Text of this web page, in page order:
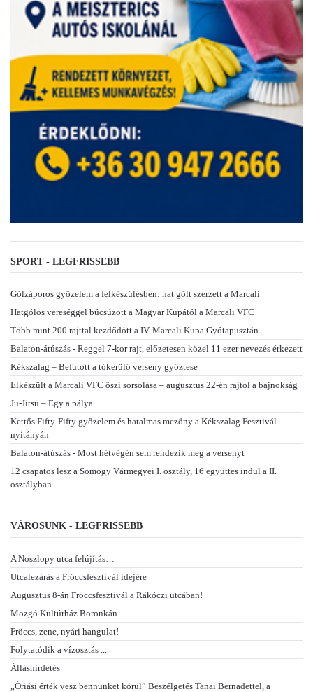
SPORT - LEGFRISSEBB
Gólzáporos győzelem a felkészülésben: hat gólt szerzett a Marcali
Hatgólos vereséggel búcsúzott a Magyar Kupától a Marcali VFC
Több mint 200 rajttal kezdődött a IV. Marcali Kupa Gyótapusztán
Balaton-átúszás - Reggel 7-kor rajt, előzetesen közel 11 ezer nevezés érkezett
Kékszalag – Befutott a tókerülő verseny győztese
Elkészült a Marcali VFC őszi sorsolása – augusztus 22-én rajtol a bajnokság
Ju-Jitsu – Egy a pálya
Kettős Fifty-Fifty győzelem és hatalmas mezőny a Kékszalag Fesztivál
nyitányán
Balaton-átúszás - Most hétvégén sem rendezik meg a versenyt
12 csapatos lesz a Somogy Vármegyei I. osztály, 16 együttes indul a II.
osztályban
VÁROSUNK - LEGFRISSEBB
A Noszlopy utca felújítás…
Utcalezárás a Fröccsfesztivál idejére
Augusztus 8-án Fröccsfesztivál a Rákóczi utcában!
Mozgó Kultúrház Boronkán
Fröccs, zene, nyári hangulat!
Folytatódik a vízosztás ...
Álláshirdetés
„Óriási érték vesz bennünket körül” Beszélgetés Tanai Bernadettel, a